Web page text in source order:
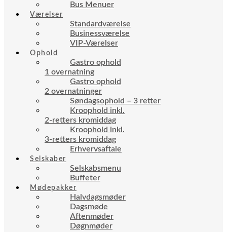
Bus Menuer
Værelser
Standardværelse
Businessværelse
VIP-Værelser
Ophold
Gastro ophold
1 overnatning
Gastro ophold
2 overnatninger
Søndagsophold – 3 retter
Kroophold inkl.
2-retters kromiddag
Kroophold inkl.
3-retters kromiddag
Erhvervsaftale
Selskaber
Selskabsmenu
Buffeter
Mødepakker
Halvdagsmøder
Dagsmøde
Aftenmøder
Døgnmøder